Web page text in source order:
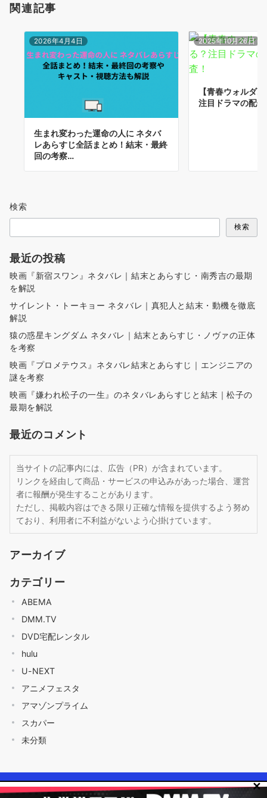
関連記事
2026年4月4日
生まれ変わった運命の人に ネタバ
レあらすじ全話まとめ！結末・最終
回の考察…
2025年10月26日
【青春ウォルダ
注目ドラマの配
検索
検索
最近の投稿
映画『新宿スワン』ネタバレ｜結末とあらすじ・南秀吉の最期
を解説
サイレント・トーキョー ネタバレ｜真犯人と結末・動機を徹底
解説
猿の惑星キングダム ネタバレ｜結末とあらすじ・ノヴァの正体
を考察
映画『プロメテウス』ネタバレ結末とあらすじ｜エンジニアの
謎を考察
映画『嫌われ松子の一生』のネタバレあらすじと結末｜松子の
最期を解説
最近のコメント
当サイトの記事内には、広告（PR）が含まれています。
リンクを経由して商品・サービスの申込みがあった場合、運営
者に報酬が発生することがあります。
ただし、掲載内容はできる限り正確な情報を提供するよう努め
ており、利用者に不利益がないよう心掛けています。
アーカイブ
カテゴリー
ABEMA
DMM.TV
DVD宅配レンタル
hulu
U-NEXT
アニメフェスタ
アマゾンプライム
スカパー
未分類
✕